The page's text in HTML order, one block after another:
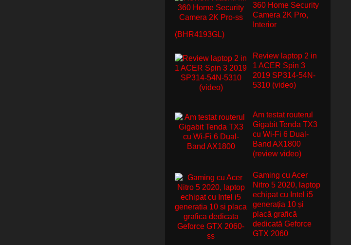
360 Home Security
Camera 2K Pro,
Interior
(BHR4193GL)
Review laptop 2 in
1 ACER Spin 3
2019 SP314-54N-
5310 (video)
Am testat routerul
Gigabit Tenda TX3
cu Wi-Fi 6 Dual-
Band AX1800
(review video)
Gaming cu Acer
Nitro 5 2020, laptop
echipat cu Intel i5
generația 10 și
placă grafică
dedicată Geforce
GTX 2060